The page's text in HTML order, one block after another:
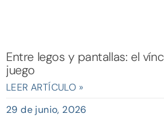
Entre legos y pantallas: el
juego
LEER ARTÍCULO »
29 de junio, 2026